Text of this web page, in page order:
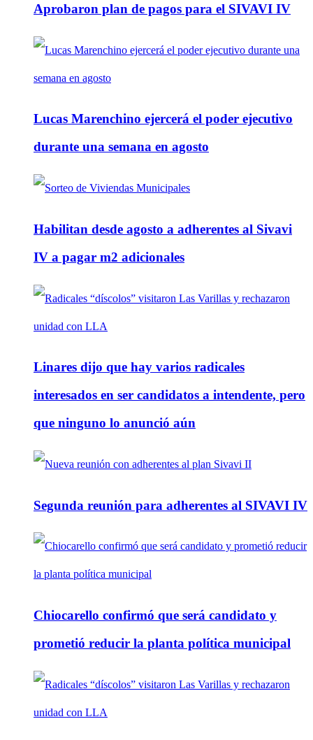
Aprobaron plan de pagos para el SIVAVI IV
Lucas Marenchino ejercerá el poder ejecutivo
durante una semana en agosto
Habilitan desde agosto a adherentes al Sivavi
IV a pagar m2 adicionales
Linares dijo que hay varios radicales
interesados en ser candidatos a intendente, pero
que ninguno lo anunció aún
Segunda reunión para adherentes al SIVAVI IV
Chiocarello confirmó que será candidato y
prometió reducir la planta política municipal